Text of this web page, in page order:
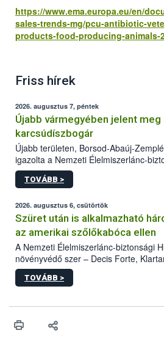
https://www.ema.europa.eu/en/
sales-trends-mg/pcu-antibiotic-
products-food-producing-animals-
Friss hírek
2026. augusztus 7, péntek
Újabb vármegyében jelent
karcsúdíszbogár
Újabb területen, Borsod-Abaúj-
igazolta a Nemzeti Élelmiszerlánc-
kőrisrontó karcsúdíszbogár (Agrilus
kártevőt nem csak színcsapdában
az intenzív felderítést, emellett az
hatósággal is összehangolják a
TOVÁBB >
2026. augusztus 6, csütörtök
Szüret után is alkalmazható
az amerikai szőlőkabóca ellen
A Nemzeti Élelmiszerlánc-biztonsági
növényvédő szer – Decis Forte,
engedélyokiratát módosította, így
egészen a vesszőérettség (BBCH 91)
érésű szőlőkben is legyen lehetőség
felhasználók számára is elérhető és
TOVÁBB >